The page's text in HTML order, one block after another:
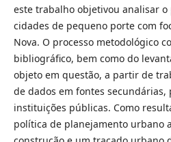
este trabalho objetivou analisar
cidades de pequeno porte com
Nova. O processo metodológico
bibliográfico, bem como do
objeto em questão, a partir de
de dados em fontes secundárias,
instituições públicas. Como
política de planejamento urbano